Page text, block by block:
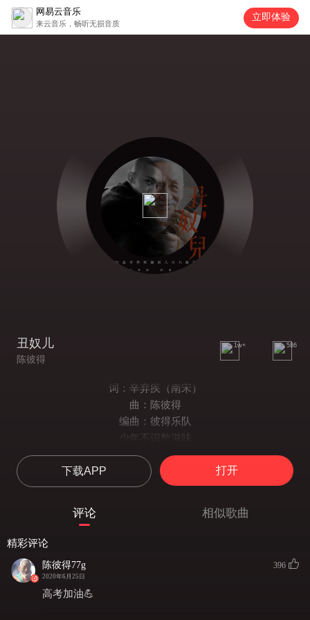
网易云音乐
来云音乐，畅听无损音质
立即体验
丑奴儿
陈彼得
1w+ 586
词：辛弃疾（南宋）
曲：陈彼得
编曲：彼得乐队
少年不识愁滋味
爱上层楼
爱上层楼
为赋新词强说愁
下载APP 打开
评论 相似歌曲
精彩评论
陈彼得77g
2020年6月25日
396
高考加油💪